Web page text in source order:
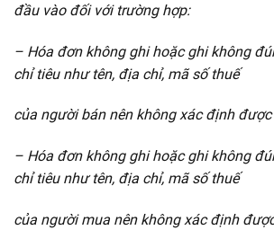
đầu vào đối với trường hợp:
– Hóa đơn không ghi hoặc ghi không
chỉ tiêu như tên, địa chỉ, mã số thuế
của người bán nên không xác định
– Hóa đơn không ghi hoặc ghi không
chỉ tiêu như tên, địa chỉ, mã số thuế
của người mua nên không xác định